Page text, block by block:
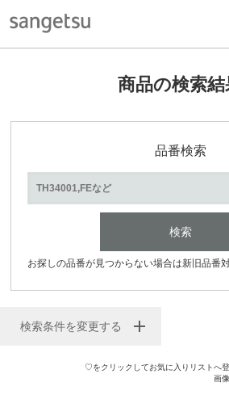
商品の検索結
品番検索
検索
お探しの品番が見つからない場合は新旧品番
検索条件を変更する
♡をクリックしてお気に入りリストへ
画